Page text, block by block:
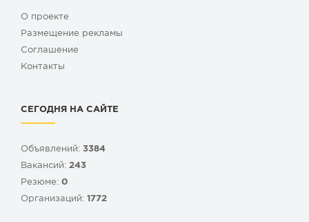
О проекте
Размещение рекламы
Cоглашение
Контакты
СЕГОДНЯ НА САЙТЕ
Объявлений: 3384
Вакансий: 243
Резюме: 0
Организаций: 1772